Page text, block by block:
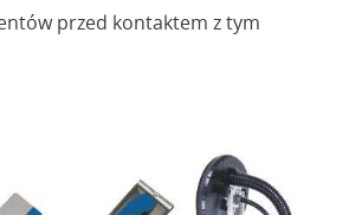
przed kontaktem z tym